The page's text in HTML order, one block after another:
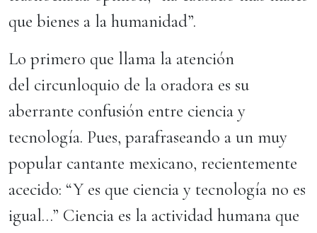
que bienes a la humanidad”.
Lo primero que llama la atención
del circunloquio de la oradora es su
aberrante confusión entre ciencia y
tecnología. Pues, parafraseando a un muy
popular cantante mexicano, recientemente
acecido: “Y es que ciencia y tecnología no es
igual…” Ciencia es la actividad humana que